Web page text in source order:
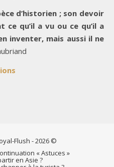
d’historien ; son devoir
qu’il a vu ou ce qu’il a
inventer, mais aussi il ne
Flush - 2026 ©
« Astuces »
en Asie ?